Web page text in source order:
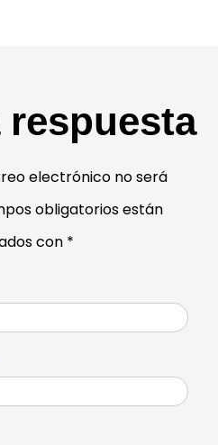
respuesta
electrónico no será
obligatorios están
con *